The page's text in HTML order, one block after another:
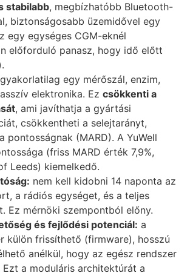
stabilabb, megbízhatóbb Bluetooth-
biztonságosabb üzemidővel egy
egy egységes CGM-eknél
előforduló panasz, hogy idő előtt
gyakorlatilag egy mérőszál, enzim,
elektronika. Ez csökkenti a
, ami javíthatja a gyártási
csökkentheti a selejtarányt,
pontosságnak (MARD). A YuWell
(friss MARD érték 7,9%,
Leeds) kiemelkedő.
nem kell kidobni 14 naponta az
a rádiós egységet, és a teljes
Ez mérnöki szempontból előny.
és fejlődési potenciál: a
külön frissíthető (firmware), hosszú
anélkül, hogy az egész rendszer
a moduláris architektúrát a